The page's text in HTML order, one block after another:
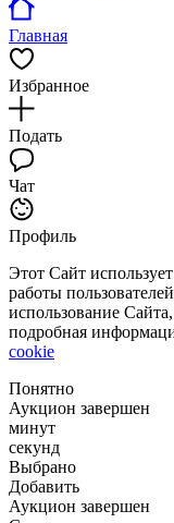
Главная
Избранное
Подать
Чат
Профиль
Этот Сайт
работы
использование
подробная
cookie
Понятно
Аукцион завершен
минут
секунд
Выбрано
Добавить
Аукцион завершен